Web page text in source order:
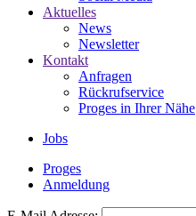
Aktuelles
News
Newsletter
Kontakt
Anfragen
Rückrufservice
Proges in Ihrer Nähe
Jobs
Proges
Anmeldung